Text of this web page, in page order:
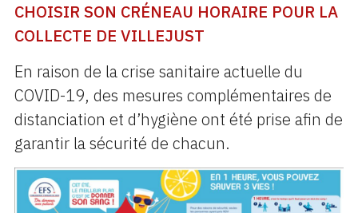
CHOISIR SON CRÉNEAU HORAIRE POUR LA
COLLECTE DE VILLEJUST
En raison de la crise sanitaire actuelle du
COVID-19, des mesures complémentaires de
distanciation et d’hygiène ont été prise afin de
garantir la sécurité de chacun.